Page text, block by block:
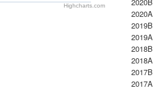
Highcharts.com
2020A
2019B
2019A
2018B
2018A
2017B
2017A